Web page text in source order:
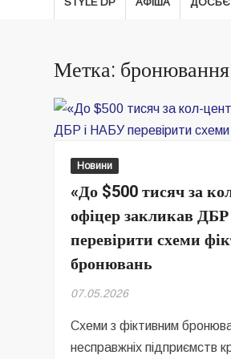
Метка: бронювання
Новини
«До $500 тисяч за
офіцер закликав
перевірити схеми
бронювань
07.05.2026
Схеми з фіктивним
несправжніх підприємств